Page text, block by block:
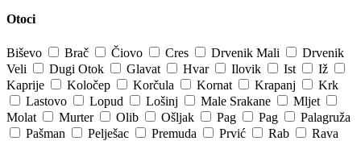
Otoci
Biševo Brač Čiovo Cres Drvenik Mali
Drvenik
Veli
Dugi Otok Glavat Hvar Ilovik Ist
Iž
Kaprije
Koločep Korčula Kornat Krapanj
Krk
Lastovo
Lopud Lošinj Male Srakane
Mljet
Molat
Murter Olib Ošljak Pag Pag
Palagruža
Pašman
Pelješac Premuda Prvić Rab
Rava